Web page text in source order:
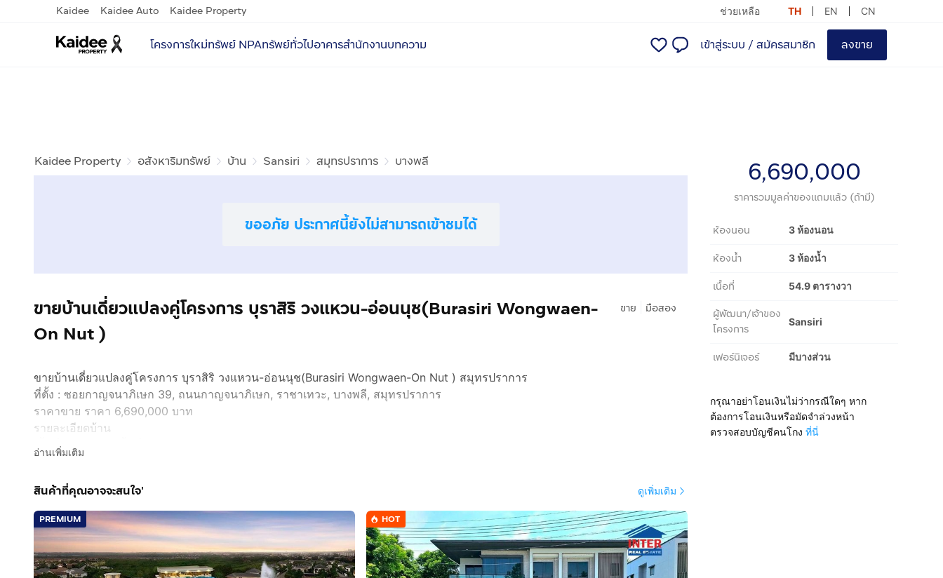
Kaidee Kaidee Auto Kaidee Property ช่วยเหลือ TH EN CN
โครงการใหม่ทรัพย์ NPAทรัพย์ทั่วไปอาคารสำนักงานบทความ เข้าสู่ระบบ / สมัครสมาชิก ลงขาย
Kaidee Property อสังหาริมทรัพย์ บ้าน Sansiri สมุทรปราการ บางพลี
ขออภัย ประกาศนี้ยังไม่สามารถเข้าชมได้
ขาย มือสอง
ขายบ้านเดี่ยวแปลงคู่โครงการ บุราสิริ วงแหวน-อ่อนนุช(Burasiri Wongwaen-
On Nut )
ขายบ้านเดี่ยวแปลงคู่โครงการ บุราสิริ วงแหวน-อ่อนนุช(Burasiri Wongwaen-On Nut ) สมุทรปราการ
ที่ตั้ง : ซอยกาญจนาภิเษก 39, ถนนกาญจนาภิเษก, ราชาเทวะ, บางพลี, สมุทรปราการ
ราคาขาย ราคา 6,690,000 บาท
รายละเอียดบ้าน
เนื้อที่ 54.9 ตร.ว. พื้นที่ใช้สอย 175 ตร.ม.
เฟอร์นิเจอร์ครบชุด, เครื่องใช้ไฟฟ้า, แอร์ 4 เครื่อง
ค่าโอนคนละครึ่ง
ปรึกษาสินเชื่อ| นัดดูทรัพย์ ฟรี
บริการทุกขั้นตอน จนถึงวันโอน ฟรี
เช็ควงเงินเบื้องต้นก่อนกู้ ฟรี
อ่านเพิ่มเติม
6,690,000
ราคารวมมูลค่าของแถมแล้ว (ถ้ามี)
ห้องนอน 3 ห้องนอน
ห้องน้ำ 3 ห้องน้ำ
เนื้อที่ 54.9 ตารางวา
ผู้พัฒนา/เจ้าของ
โครงการ
Sansiri
เฟอร์นิเจอร์ มีบางส่วน
กรุณาอย่าโอนเงินไม่ว่ากรณีใดๆ หาก
ต้องการโอนเงินหรือมัดจำล่วงหน้า
ตรวจสอบบัญชีคนโกง ที่นี่
สินค้าที่คุณอาจจะสนใจ' ดูเพิ่มเติม
PREMIUM HOT